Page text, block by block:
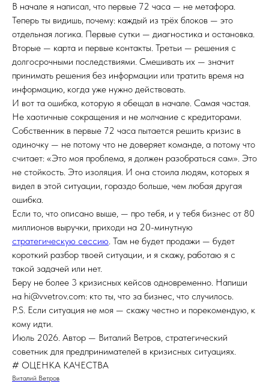
В начале я написал, что первые 72 часа — не метафора.
Теперь ты видишь, почему: каждый из трёх блоков — это
отдельная логика. Первые сутки — диагностика и остановка.
Вторые — карта и первые контакты. Третьи — решения с
долгосрочными последствиями. Смешивать их — значит
принимать решения без информации или тратить время на
информацию, когда уже нужно действовать.
И вот та ошибка, которую я обещал в начале. Самая частая.
Не хаотичные сокращения и не молчание с кредиторами.
Собственник в первые 72 часа пытается решить кризис в
одиночку — не потому что не доверяет команде, а потому что
считает: «Это моя проблема, я должен разобраться сам». Это
не стойкость. Это изоляция. И она стоила людям, которых я
видел в этой ситуации, гораздо больше, чем любая другая
ошибка.
Если то, что описано выше, — про тебя, и у тебя бизнес от 80
миллионов выручки, приходи на 20-минутную
стратегическую сессию. Там не будет продажи — будет
короткий разбор твоей ситуации, и я скажу, работаю я с
такой задачей или нет.
Беру не более 3 кризисных кейсов одновременно. Напиши
на hi@vvetrov.com: кто ты, что за бизнес, что случилось.
P.S. Если ситуация не моя — скажу честно и порекомендую, к
кому идти.
Июль 2026. Автор — Виталий Ветров, стратегический
советник для предпринимателей в кризисных ситуациях.
# ОЦЕНКА КАЧЕСТВА
Виталий Ветров